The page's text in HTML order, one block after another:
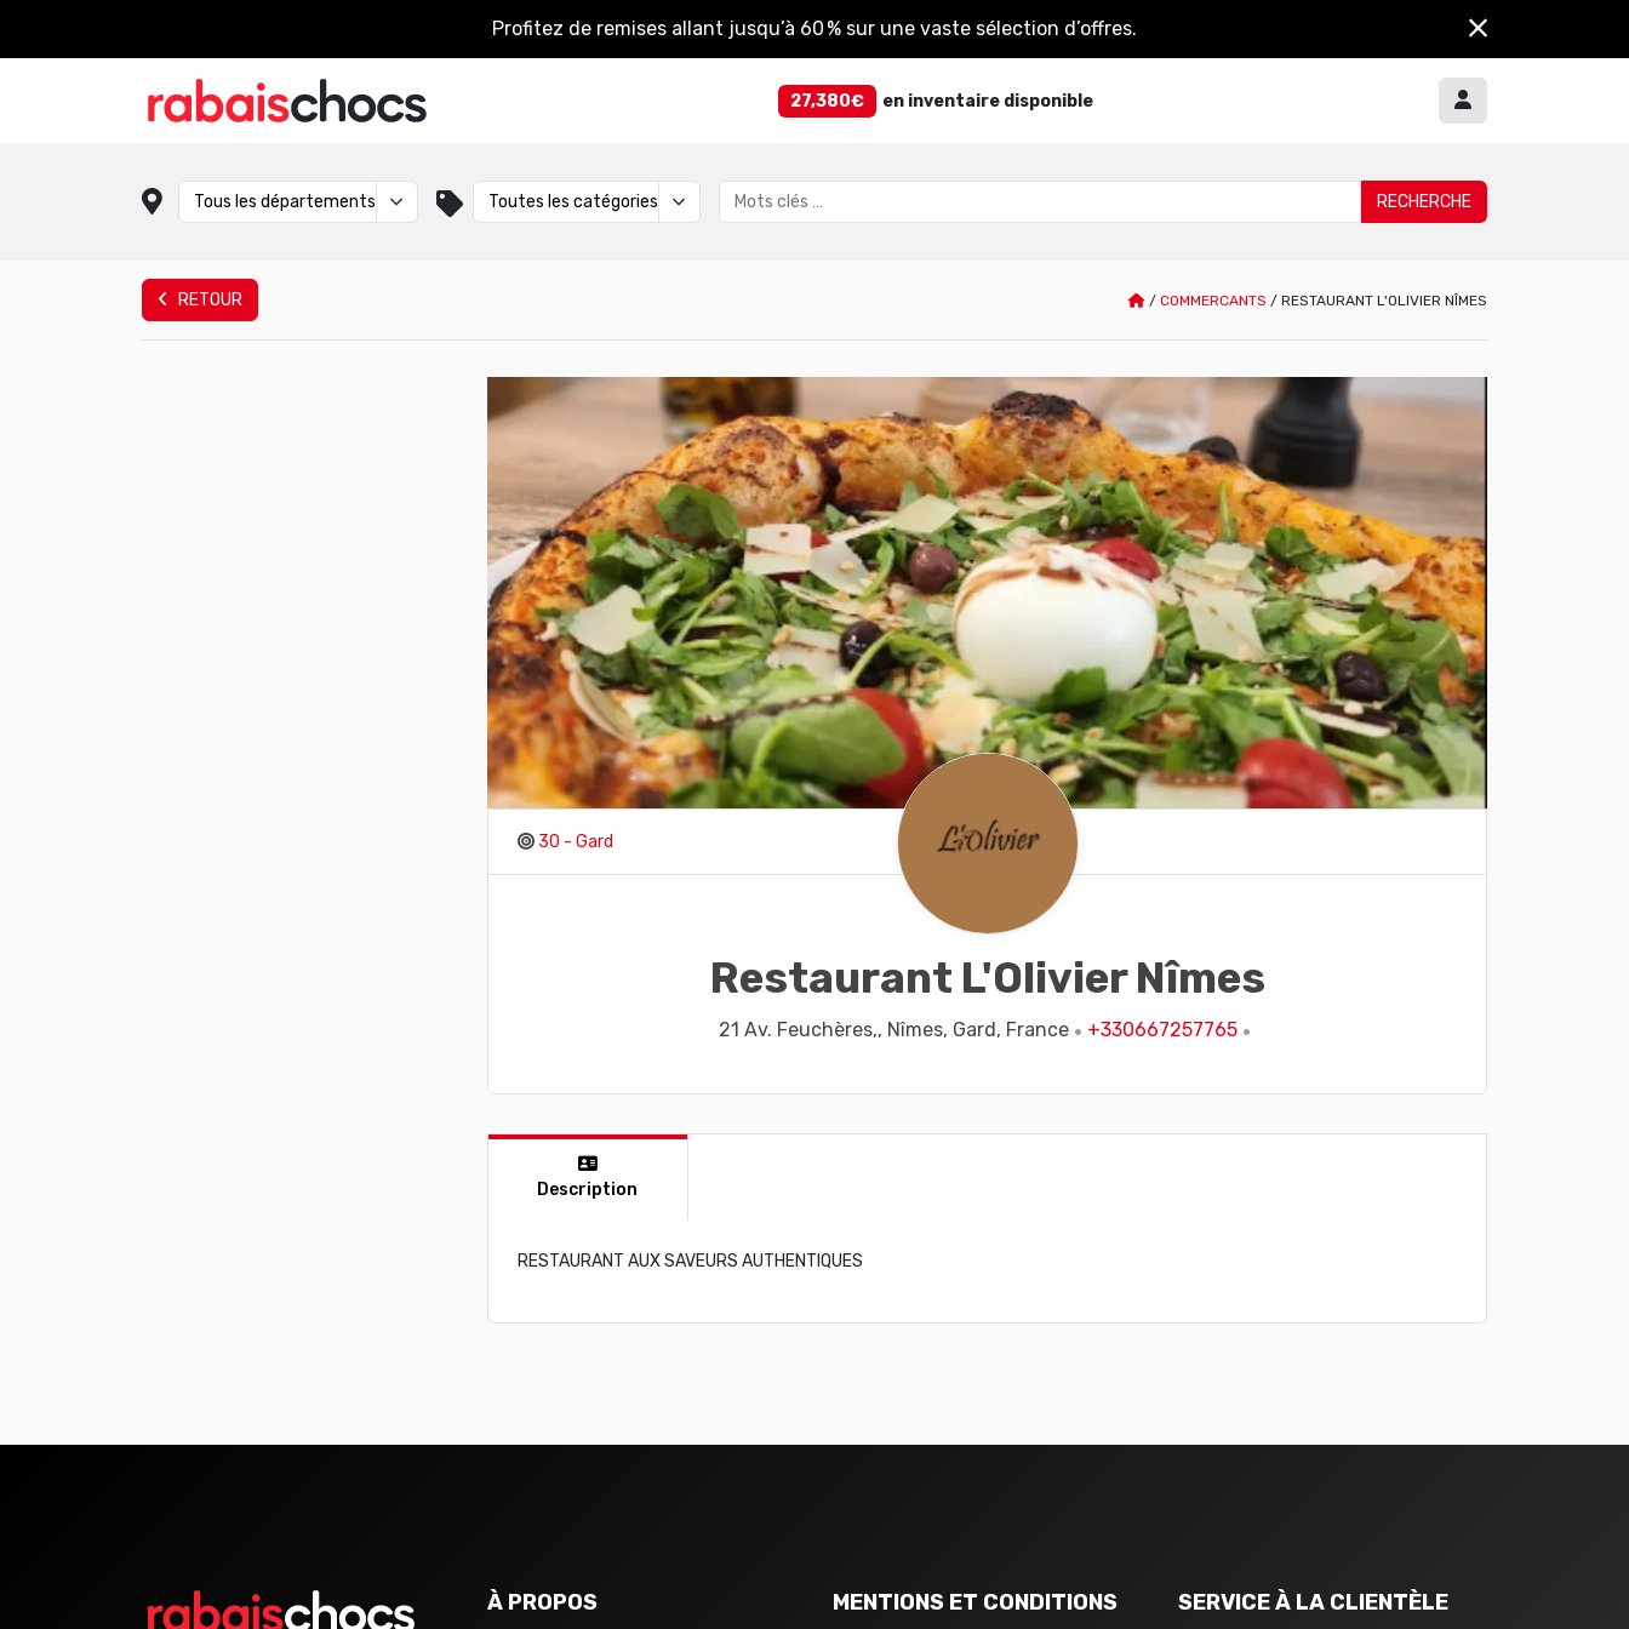
Profitez de remises allant jusqu’à 60 % sur une vaste sélection d’offres.
27,380€ en inventaire disponible
RETOUR / COMMERCANTS / RESTAURANT L'OLIVIER NÎMES
30 - Gard
Restaurant L'Olivier Nîmes
21 Av. Feuchères,, Nîmes, Gard, France +330667257765
Description
RESTAURANT AUX SAVEURS AUTHENTIQUES
À PROPOS MENTIONS ET CONDITIONS SERVICE À LA CLIENTÈLE